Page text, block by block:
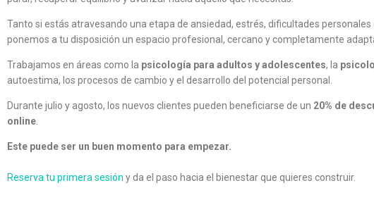
Tanto si estás atravesando una etapa de ansiedad, estrés, dificultades
ponemos a tu disposición un espacio profesional, cercano y completamente
Trabajamos en áreas como la psicología para adultos y adolescentes, la
autoestima, los procesos de cambio y el desarrollo del potencial personal.
Durante julio y agosto, los nuevos clientes pueden beneficiarse de un 20% de
online
Este puede ser un buen momento para empezar.
Reserva tu primera sesión y da el paso hacia el bienestar que quieres construir.